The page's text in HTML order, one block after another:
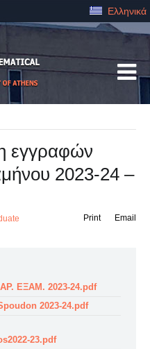
Ελληνικά
εγγραφών
2023-24 –
Email
Print
ΕΞΑΜ. 2023-24.pdf
2023-24.pdf
23.pdf